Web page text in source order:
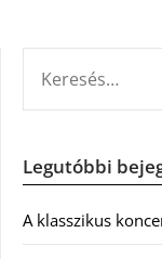
Legutóbbi
A klasszikus